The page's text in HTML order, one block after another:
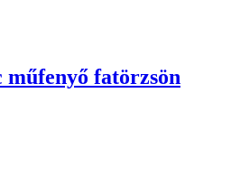
fatörzsön